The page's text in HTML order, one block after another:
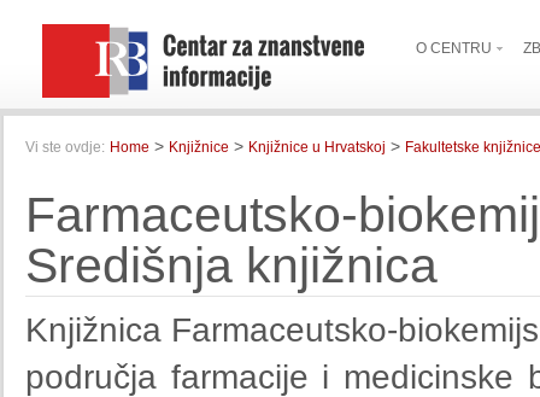
O CENTRU
Vi ste ovdje: Home > Knjižnice > Knjižnice u Hrvatskoj > Fakultetske knjižnice
Farmaceutsko-
Središnja knjižnica
Knjižnica Farmaceutsko-
područja farmacije i medicinske